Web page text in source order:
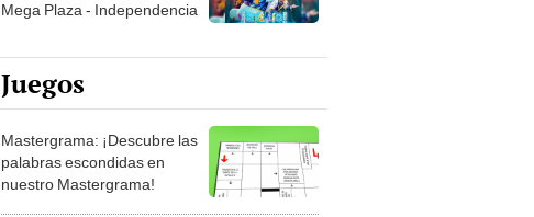
Mega Plaza - Independencia
Juegos
Mastergrama: ¡Descubre las
palabras escondidas en
nuestro Mastergrama!